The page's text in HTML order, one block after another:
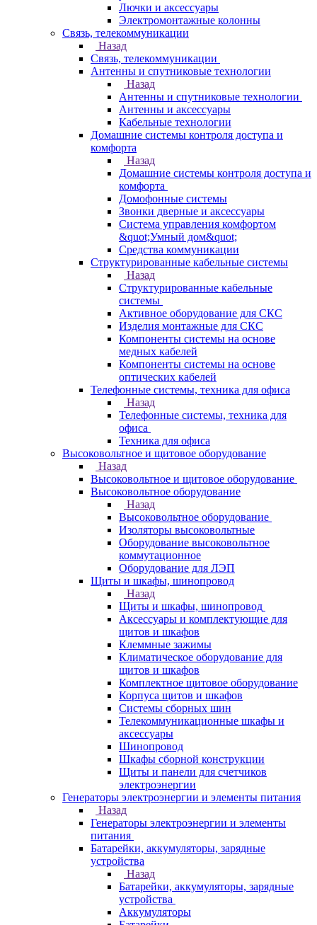
Лючки и аксессуары
Электромонтажные колонны
Связь, телекоммуникации
Назад
Связь, телекоммуникации
Антенны и спутниковые технологии
Назад
Антенны и спутниковые технологии
Антенны и аксессуары
Кабельные технологии
Домашние системы контроля доступа и
комфорта
Назад
Домашние системы контроля доступа и
комфорта
Домофонные системы
Звонки дверные и аксессуары
Система управления комфортом
&quot;Умный дом&quot;
Средства коммуникации
Структурированные кабельные системы
Назад
Структурированные кабельные
системы
Активное оборудование для СКС
Изделия монтажные для СКС
Компоненты системы на основе
медных кабелей
Компоненты системы на основе
оптических кабелей
Телефонные системы, техника для офиса
Назад
Телефонные системы, техника для
офиса
Техника для офиса
Высоковольтное и щитовое оборудование
Назад
Высоковольтное и щитовое оборудование
Высоковольтное оборудование
Назад
Высоковольтное оборудование
Изоляторы высоковольтные
Оборудование высоковольтное
коммутационное
Оборудование для ЛЭП
Щиты и шкафы, шинопровод
Назад
Щиты и шкафы, шинопровод
Аксессуары и комплектующие для
щитов и шкафов
Клеммные зажимы
Климатическое оборудование для
щитов и шкафов
Комплектное щитовое оборудование
Корпуса щитов и шкафов
Системы сборных шин
Телекоммуникационные шкафы и
аксессуары
Шинопровод
Шкафы сборной конструкции
Щиты и панели для счетчиков
электроэнергии
Генераторы электроэнергии и элементы питания
Назад
Генераторы электроэнергии и элементы
питания
Батарейки, аккумуляторы, зарядные
устройства
Назад
Батарейки, аккумуляторы, зарядные
устройства
Аккумуляторы